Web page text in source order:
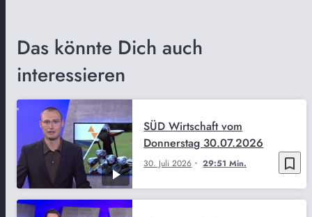
Das könnte Dich auch
interessieren
bookmark_border
30. Juli 2026 29:51 Min.
SÜD Wirtschaft vom
Donnerstag 30.07.2026